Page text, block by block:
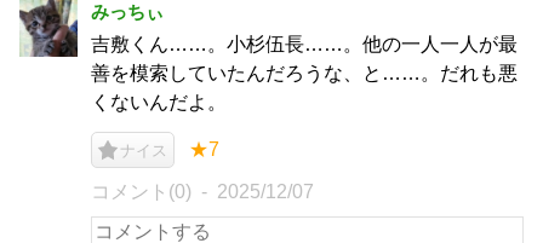
みっちぃ
吉敷くん……。小杉伍長……。他の一人一人が最
善を模索していたんだろうな、と……。だれも悪
くないんだよ。
ナイス ★7
コメント(0) 2025/12/07